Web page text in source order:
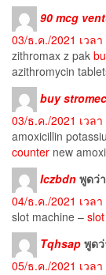
90 mcg
03/ธ.ค./2021 เวลา
zithromax z pak
azithromycin
buy
03/ธ.ค./2021 เวลา
amoxicillin
counter new
Iczbdn พูดว่
04/ธ.ค./2021 เวลา
slot machine –
Tqhsap พูด
05/ธ.ค./2021 เวลา